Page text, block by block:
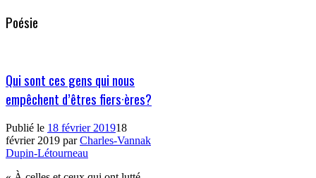
Poésie
Qui sont ces gens qui nous
empêchent d’êtres fiers·ères?
Publié le 18 février 201918
février 2019 parCharles-Vannak
Dupin-Létourneau